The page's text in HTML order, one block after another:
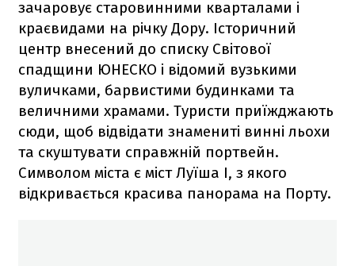
зачаровує старовинними кварталами і
краєвидами на річку Дору. Історичний
центр внесений до списку Світової
спадщини ЮНЕСКО і відомий вузькими
вуличками, барвистими будинками та
величними храмами. Туристи приїжджають
сюди, щоб відвідати знамениті винні льохи
та скуштувати справжній портвейн.
Символом міста є міст Луїша I, з якого
відкривається красива панорама на Порту.